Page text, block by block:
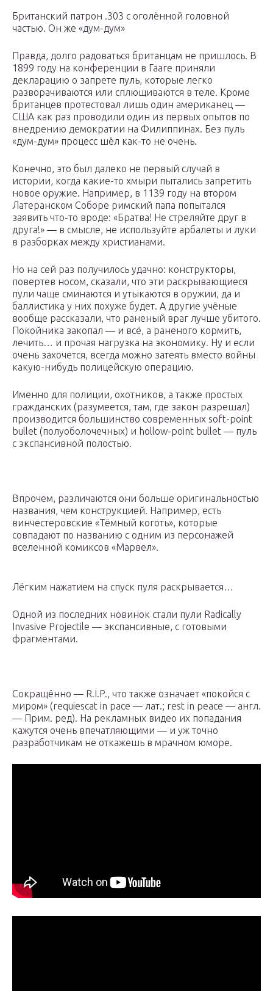
Британский патрон .303 с оголённой головной
частью. Он же «дум-дум»
Правда, долго радоваться британцам не пришлось. В
1899 году на конференции в Гааге приняли
декларацию о запрете пуль, которые легко
разворачиваются или сплющиваются в теле. Кроме
британцев протестовал лишь один американец —
США как раз проводили один из первых опытов по
внедрению демократии на Филиппинах. Без пуль
«дум-дум» процесс шёл как-то не очень.
Конечно, это был далеко не первый случай в
истории, когда какие-то хмыри пытались запретить
новое оружие. Например, в 1139 году на втором
Латеранском Соборе римский папа попытался
заявить что-то вроде: «Братва! Не стреляйте друг в
друга!» — в смысле, не используйте арбалеты и луки
в разборках между христианами.
Но на сей раз получилось удачно: конструкторы,
повертев носом, сказали, что эти раскрывающиеся
пули чаще сминаются и утыкаются в оружии, да и
баллистика у них похуже будет. А другие учёные
вообще рассказали, что раненый враг лучше убитого.
Покойника закопал — и всё, а раненого кормить,
лечить… и прочая нагрузка на экономику. Ну и если
очень захочется, всегда можно затеять вместо войны
какую-нибудь полицейскую операцию.
Именно для полиции, охотников, а также простых
гражданских (разумеется, там, где закон разрешал)
производится большинство современных soft-point
bullet (полуоболочечных) и hollow-point bullet — пуль
с экспансивной полостью.
Впрочем, различаются они больше оригинальностью
названия, чем конструкцией. Например, есть
винчестеровские «Тёмный коготь», которые
совпадают по названию с одним из персонажей
вселенной комиксов «Марвел».
Лёгким нажатием на спуск пуля раскрывается…
Одной из последних новинок стали пули Radically
Invasive Projectile — экспансивные, с готовыми
фрагментами.
Сокращённо — R.I.P., что также означает «покойся с
миром» (requiescat in pace — лат.; rest in peace — англ.
— Прим. ред). На рекламных видео их попадания
кажутся очень впечатляющими — и уж точно
разработчикам не откажешь в мрачном юморе.